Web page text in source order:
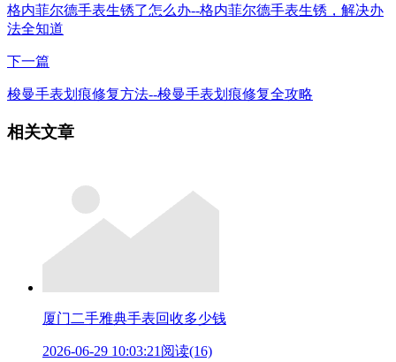
格内菲尔德手表生锈了怎么办--格内菲尔德手表生锈，解决办
法全知道
下一篇
梭曼手表划痕修复方法--梭曼手表划痕修复全攻略
相关文章
厦门二手雅典手表回收多少钱
2026-06-29 10:03:21 阅读(16)